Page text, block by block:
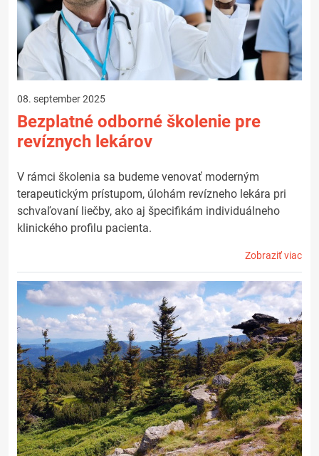
08. september 2025
Bezplatné odborné školenie pre
revíznych lekárov
V rámci školenia sa budeme venovať moderným
terapeutickým prístupom, úlohám revízneho lekára pri
schvaľovaní liečby, ako aj špecifikám individuálneho
klinického profilu pacienta.
Zobraziť viac